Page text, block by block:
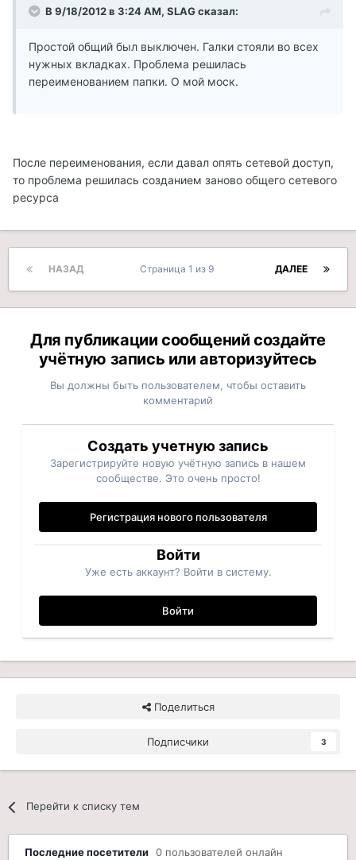
В 9/18/2012 в 3:24 AM, SLAG сказал:
Простой общий был выключен. Галки стояли во всех
нужных вкладках. Проблема решилась
переименованием папки. О мой моск.
После переименования, если давал опять сетевой доступ,
то проблема решилась созданием заново общего сетевого
ресурса
НАЗАД ДАЛЕЕ
Страница 1 из 9
Для публикации сообщений создайте
учётную запись или авторизуйтесь
Вы должны быть пользователем, чтобы оставить
комментарий
Создать учетную запись
Зарегистрируйте новую учётную запись в нашем
сообществе. Это очень просто!
Регистрация нового пользователя
Войти
Уже есть аккаунт? Войти в систему.
Войти
Поделиться
Подписчики 3
Перейти к списку тем
Последние посетители 0 пользователей онлайн